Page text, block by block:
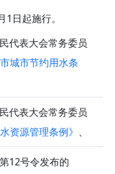
日起施行。
代表大会常务委员
市城市节约用水条
代表大会常务委员
资源管理条例》 、
12号令发布的